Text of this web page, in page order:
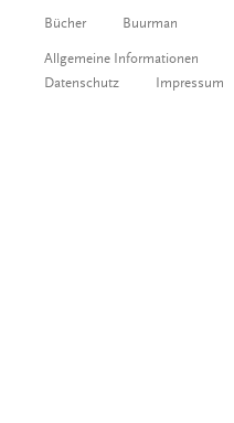
Bücher Buurman
Allgemeine Informationen
Datenschutz
Impressum